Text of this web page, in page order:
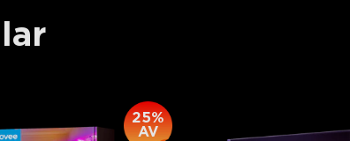
25%
AV